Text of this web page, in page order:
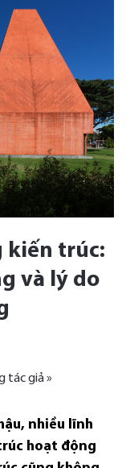
kiến trúc:
và lý do
tác giả »
nhiều lĩnh
hoạt động